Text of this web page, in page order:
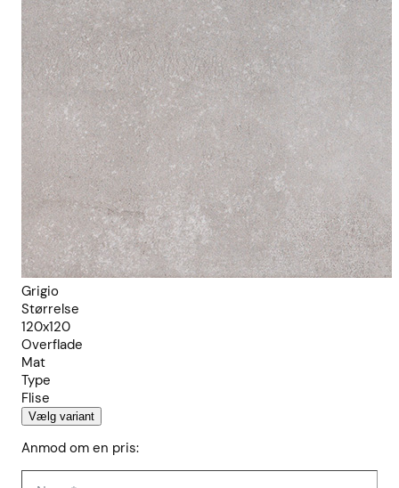
Grigio
Størrelse
120x120
Overflade
Mat
Type
Flise
Vælg variant
Anmod om en pris: